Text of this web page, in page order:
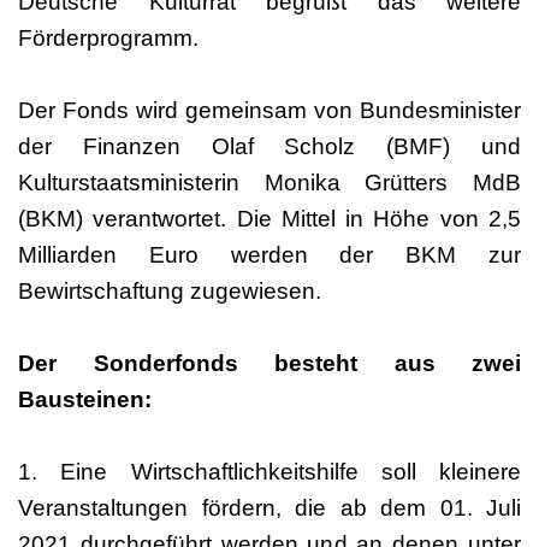
Förderprogramm.
Der Fonds wird gemeinsam von Bundesminister
der Finanzen Olaf Scholz (BMF) und
Kulturstaatsministerin Monika Grütters MdB
(BKM) verantwortet. Die Mittel in Höhe von 2,5
Milliarden Euro werden der BKM zur
Bewirtschaftung zugewiesen.
Der Sonderfonds besteht aus zwei
Bausteinen:
1. Eine Wirtschaftlichkeitshilfe soll kleinere
Veranstaltungen fördern, die ab dem 01. Juli